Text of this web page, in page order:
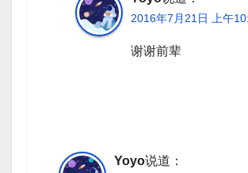
2016年7月21日 上午
谢谢前辈
Yoyo说道：